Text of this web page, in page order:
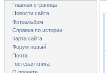
Главная страница
Новости сайта
Фотоальбом
Справка по истории
Карта сайта
Форум новый
Почта
Гостевая книга